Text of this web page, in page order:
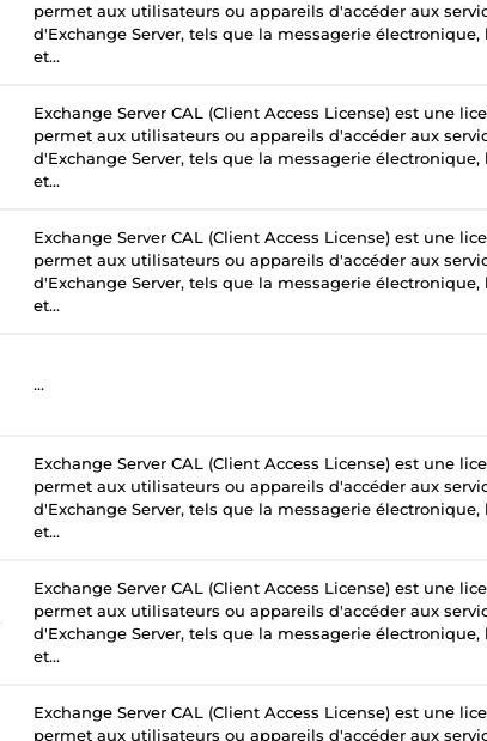
permet aux utilisateurs ou appareils d'accéder aux
d'Exchange Server, tels que la messagerie électronique,
et...
Exchange Server CAL (Client Access License) est une
permet aux utilisateurs ou appareils d'accéder aux
d'Exchange Server, tels que la messagerie électronique,
et...
Exchange Server CAL (Client Access License) est une
permet aux utilisateurs ou appareils d'accéder aux
d'Exchange Server, tels que la messagerie électronique,
et...
...
Exchange Server CAL (Client Access License) est une
permet aux utilisateurs ou appareils d'accéder aux
d'Exchange Server, tels que la messagerie électronique,
et...
Exchange Server CAL (Client Access License) est une
permet aux utilisateurs ou appareils d'accéder aux
d'Exchange Server, tels que la messagerie électronique,
et...
Exchange Server CAL (Client Access License) est une
permet aux utilisateurs ou appareils d'accéder aux